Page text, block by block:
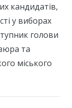
кандидатів,
у виборах
голови
та
міського